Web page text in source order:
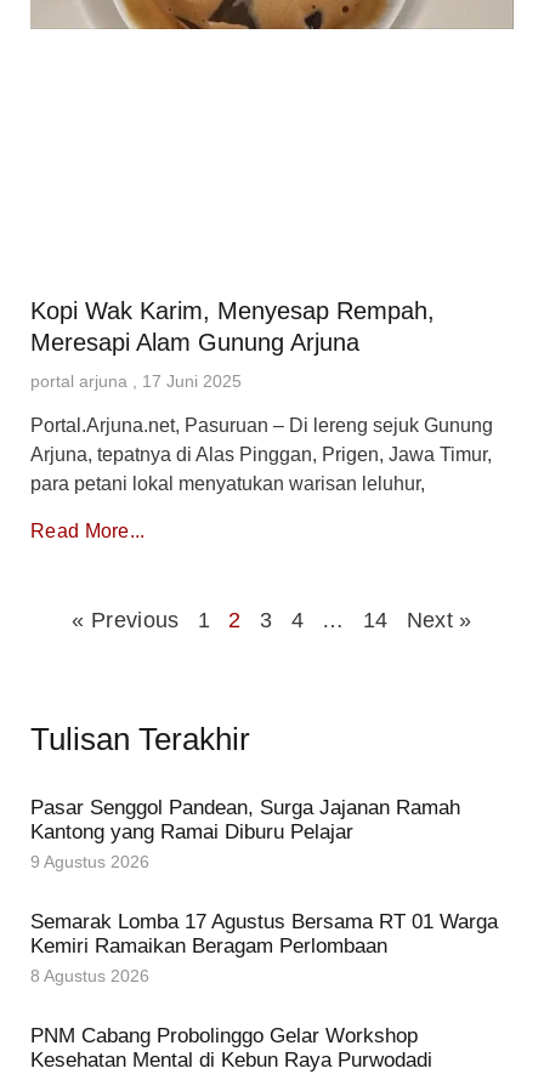
Kopi Wak Karim, Menyesap Rempah,
Meresapi Alam Gunung Arjuna
portal arjuna 17 Juni 2025
Portal.Arjuna.net, Pasuruan – Di lereng sejuk Gunung
Arjuna, tepatnya di Alas Pinggan, Prigen, Jawa Timur,
para petani lokal menyatukan warisan leluhur,
Read More...
« Previous 1 2 3 4 … 14 Next »
Tulisan Terakhir
Pasar Senggol Pandean, Surga Jajanan Ramah
Kantong yang Ramai Diburu Pelajar
9 Agustus 2026
Semarak Lomba 17 Agustus Bersama RT 01 Warga
Kemiri Ramaikan Beragam Perlombaan
8 Agustus 2026
PNM Cabang Probolinggo Gelar Workshop
Kesehatan Mental di Kebun Raya Purwodadi